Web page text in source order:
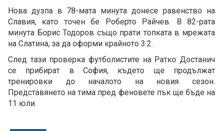
Нова дузпа в 78-мата минута донесе равенство на
Славия, като точен бе Роберто Райчев. В 82-рата
минута Борис Тодоров също прати топката в мрежата
на Слатина, за да оформи крайното 3:2.
След тази проверка футболистите на Ратко Достанич
се прибират в София, където ще продължат
тренировки до началото на новия сезон.
Представянето на тима пред феновете пък ще бъде на
11 юли.